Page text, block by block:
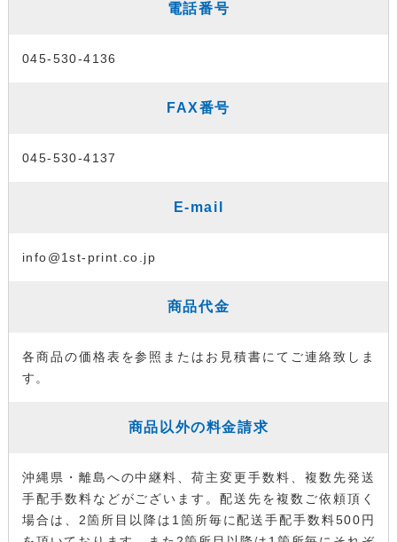
電話番号
045-530-4136
FAX番号
045-530-4137
E-mail
info@1st-print.co.jp
商品代金
各商品の価格表を参照またはお見積書にてご連絡致しま
す。
商品以外の料金請求
沖縄県・離島への中継料、荷主変更手数料、複数先発送
手配手数料などがございます。配送先を複数ご依頼頂く
場合は、2箇所目以降は1箇所毎に配送手配手数料500円